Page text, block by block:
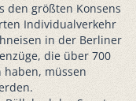
den größten Konsens
Individualverkehr
in der Berliner
die über 700
haben, müssen